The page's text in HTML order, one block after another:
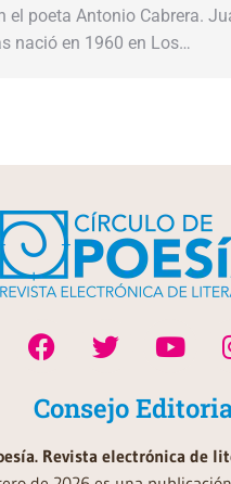
el poeta Antonio Cabrera.
nació en 1960 en Los…
Consejo
Revista electrónica de